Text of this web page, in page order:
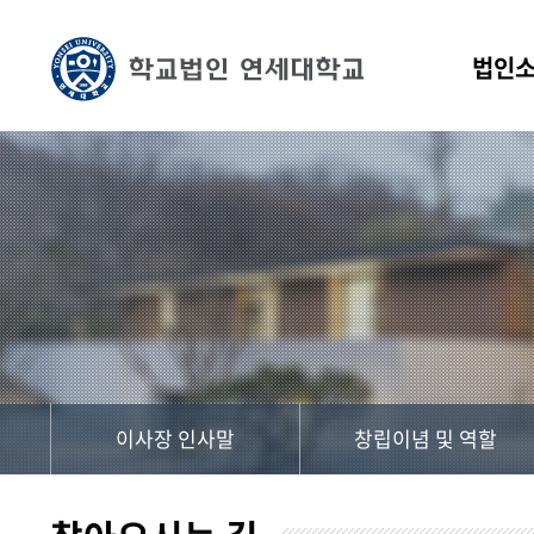
법인
이사장 인사말 창립이념 및 역할